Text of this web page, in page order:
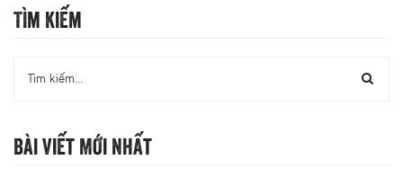
Tìm Kiếm
Bài Viết Mới Nhất